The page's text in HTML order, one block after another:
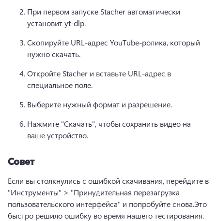
При первом запуске Stacher автоматически
установит yt-dlp.
Скопируйте URL-адрес YouTube-ролика, который
нужно скачать.
Откройте Stacher и вставьте URL-адрес в
специальное поле.
Выберите нужный формат и разрешение.
Нажмите "Скачать", чтобы сохранить видео на
ваше устройство.
Совет
Если вы столкнулись с ошибкой скачивания, перейдите в
"Инструменты" > "Принудительная перезагрузка
пользовательского интерфейса" и попробуйте снова.Это
быстро решило ошибку во время нашего тестирования.